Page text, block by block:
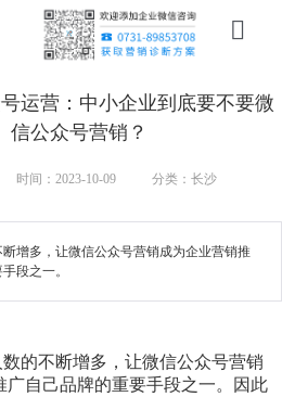
产品
服务
资讯
运营：中小企业到底要不要微
信公众号营销？
时间：2023-10-09 分类：长沙
增多，让微信公众号营销成为企业营销推
段之一。
的不断增多，让微信公众号营销
广自己品牌的重要手段之一。因此